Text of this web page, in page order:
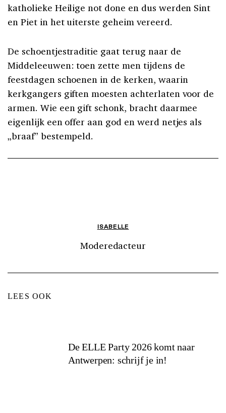
katholieke Heilige not done en dus werden Sint
en Piet in het uiterste geheim vereerd.
De schoentjestraditie gaat terug naar de
Middeleeuwen: toen zette men tijdens de
feestdagen schoenen in de kerken, waarin
kerkgangers giften moesten achterlaten voor de
armen. Wie een gift schonk, bracht daarmee
eigenlijk een offer aan god en werd netjes als
„braaf” bestempeld.
ISABELLE
Moderedacteur
LEES OOK
De ELLE Party 2026 komt naar
Antwerpen: schrijf je in!